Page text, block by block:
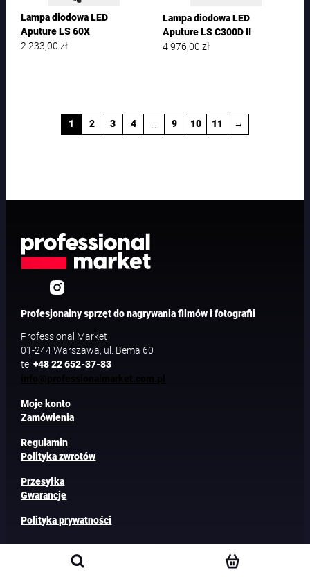
Lampa diodowa LED
Aputure LS 60X
2 233,00zł
Lampa diodowa LED
Aputure LS C300D II
4 976,00 zł
1 2 3 4 … 9 10 11 →
Profesjonalny sprzęt do nagrywania filmów i fotografii
Professional Market
01-244 Warszawa, ul. Bema 60
tel+48 22 652-37-83
Moje konto
Zamówienia
Regulamin
Polityka zwrotów
Przesyłka
Gwarancje
Polityka prywatności